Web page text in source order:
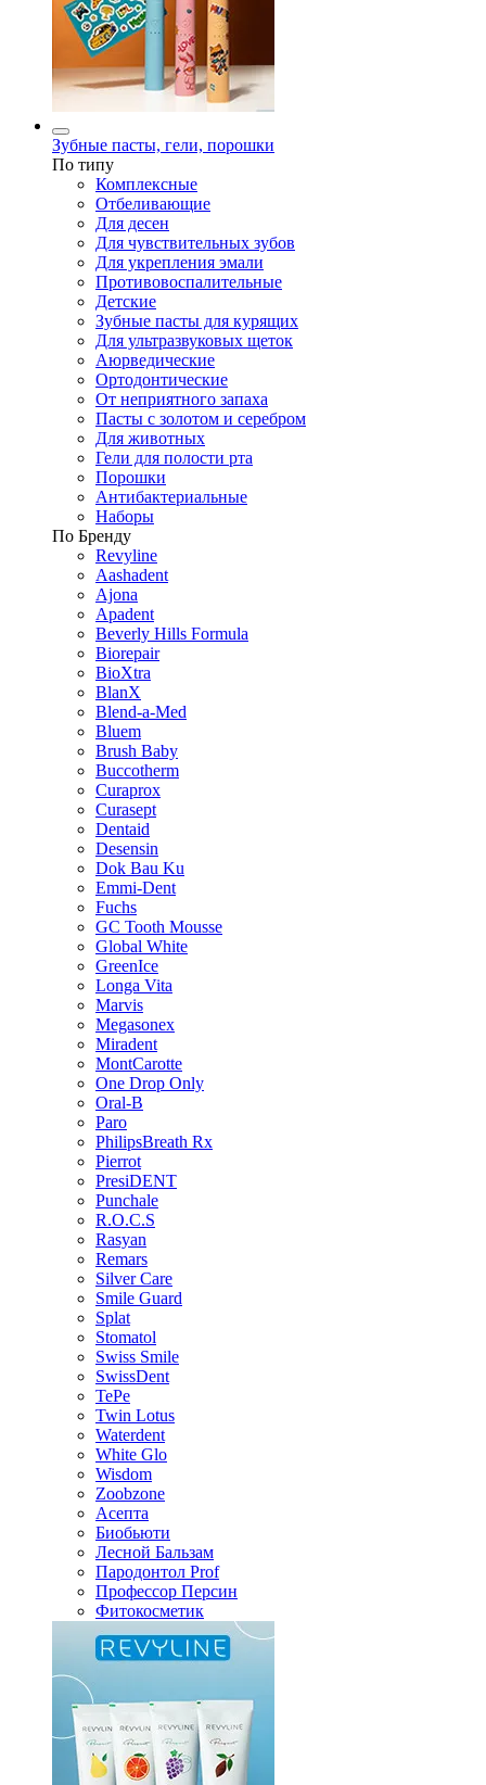
Зубные пасты, гели, порошки
По типу
Комплексные
Отбеливающие
Для десен
Для чувствительных зубов
Для укрепления эмали
Противовоспалительные
Детские
Зубные пасты для курящих
Для ультразвуковых щеток
Аюрведические
Ортодонтические
От неприятного запаха
Пасты с золотом и серебром
Для животных
Гели для полости рта
Порошки
Антибактериальные
Наборы
По Бренду
Revyline
Aashadent
Ajona
Apadent
Beverly Hills Formula
Biorepair
BioXtra
BlanX
Blend-a-Med
Bluem
Brush Baby
Buccotherm
Curaprox
Curasept
Dentaid
Desensin
Dok Bau Ku
Emmi-Dent
Fuchs
GC Tooth Mousse
Global White
GreenIce
Longa Vita
Marvis
Megasonex
Miradent
MontCarotte
One Drop Only
Oral-B
Paro
PhilipsBreath Rx
Pierrot
PresiDENT
Punchale
R.O.C.S
Rasyan
Remars
Silver Care
Smile Guard
Splat
Stomatol
Swiss Smile
SwissDent
TePe
Twin Lotus
Waterdent
White Glo
Wisdom
Zoobzone
Асепта
Биобьюти
Лесной Бальзам
Пародонтол Prof
Профессор Персин
Фитокосметик